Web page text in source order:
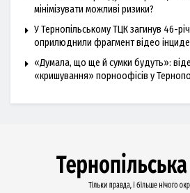
мінімізувати можливі ризики?
У Тернопільському ТЦК загинув 46-
оприлюднили фрагмент відео
«Думала, що ще й сумки будуть»:
«кришування» порноофісів у